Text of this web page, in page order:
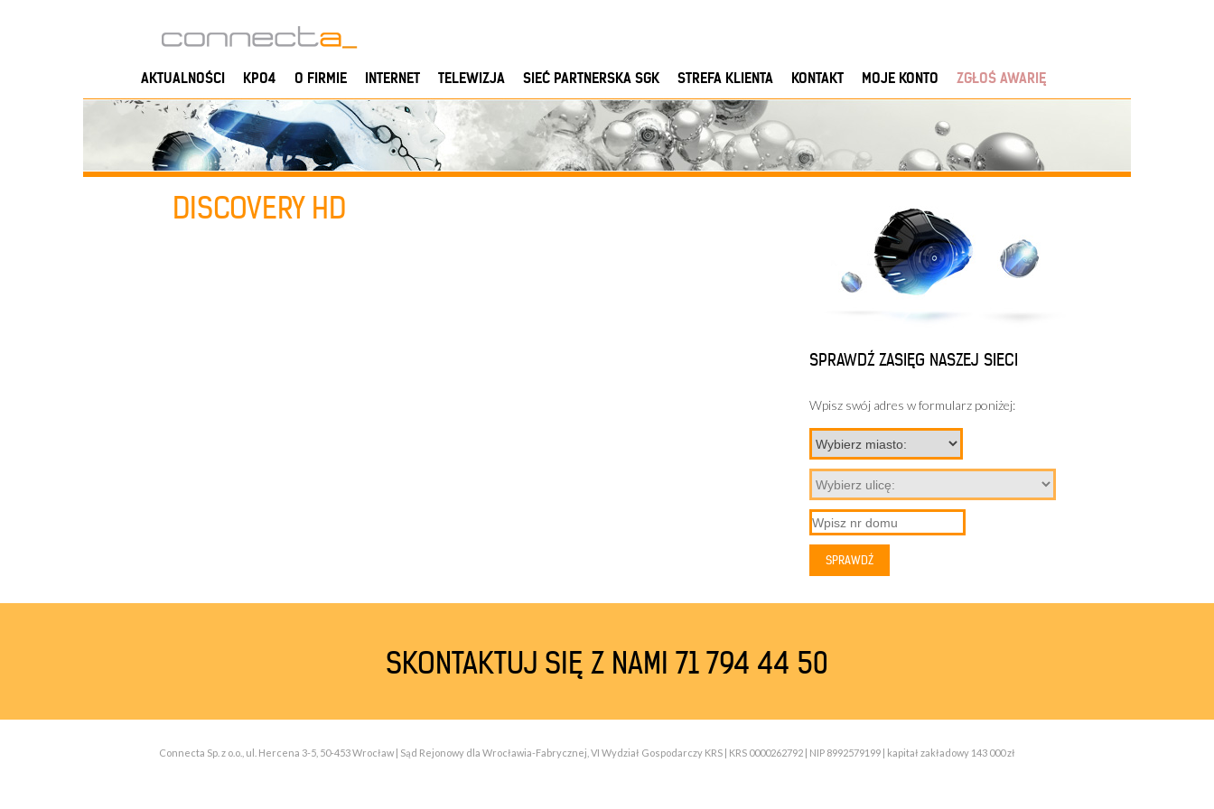
AKTUALNOŚCI KPO4 O FIRMIE INTERNET TELEWIZJA SIEĆ PARTNERSKA SGK STREFA KLIENTA KONTAKT MOJE KONTO ZGŁOŚ AWARIĘ
DISCOVERY HD
SPRAWDŹ ZASIĘG NASZEJ SIECI
Wpisz swój adres w formularz poniżej:
SKONTAKTUJ SIĘ Z NAMI 71 794 44 50
Connecta Sp. z o.o., ul. Hercena 3-5, 50-453 Wrocław | Sąd Rejonowy dla Wrocławia-Fabrycznej, VI Wydział Gospodarczy KRS | KRS 0000262792 | NIP 8992579199 | kapitał zakładowy 143 000 zł